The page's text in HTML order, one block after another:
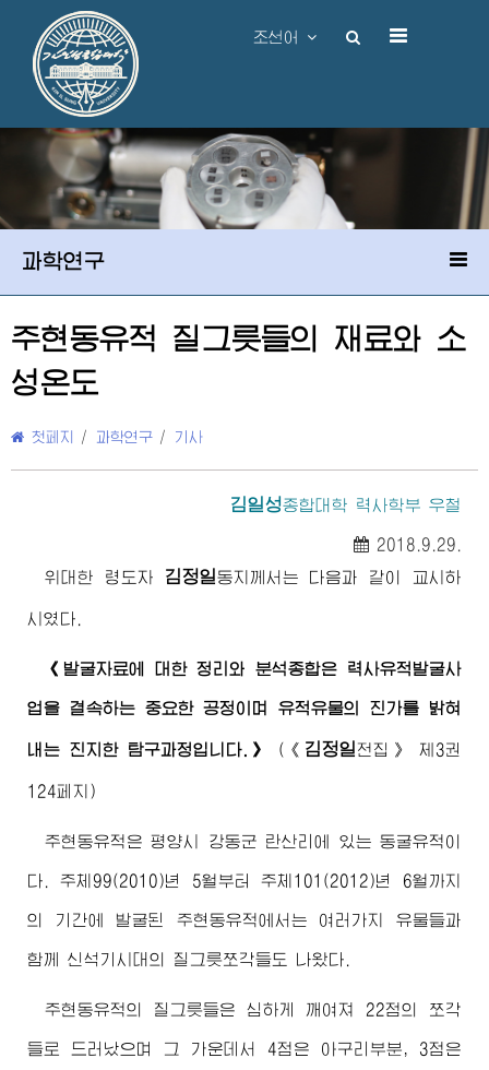
조선어
과학연구
주현동유적 질그릇들의 재료와 소
성온도
첫페지 / 과학연구 / 기사
김일성종합대학 력사학부 우철
2018.9.29.
위대한
령도자 김정일동지 께서는 다음과 같이 교시하
시였다.
《발굴자료에 대한 정리와 분석종합은 력사유적발굴사
업을 결속하는 중요한 공정이며 유적유물의 진가를 밝혀
내는 진지한 탐구과정입니다.》 ( 《 김정일 전집》 제3권
124페지)
주현동유적은 평양시 강동군 란산리에 있는 동굴유적이
다. 주체99(2010)년 5월부터 주체101(2012)년 6월까지
의 기간에 발굴된 주현동유적에서는 여러가지 유물들과
함께 신석기시대의 질그릇쪼각들도 나왔다.
주현동유적의 질그릇들은 심하게 깨여져 22점의 쪼각
들로 드러났으며 그 가운데서 4점은 아구리부분, 3점은